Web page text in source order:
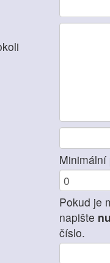
Minimální
Pokud je
napište
číslo.